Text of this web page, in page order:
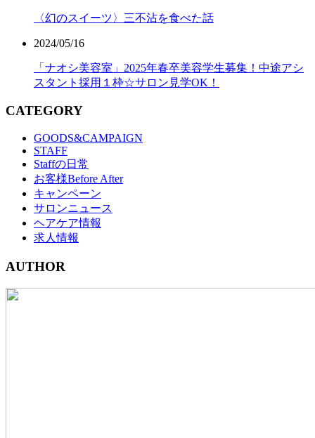
〈幻のスイーツ〉三不沾を食べた話
2024/05/16
「ナオシ美容室」2025年春卒美容学生募集！中途アシ
スタント採用１枠☆サロン見学OK！
CATEGORY
GOODS&CAMPAIGN
STAFF
Staffの日常
お客様Before After
キャンペーン
サロンニュース
ヘアケア情報
求人情報
AUTHOR